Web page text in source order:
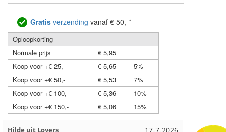
Gratis verzending vanaf € 50,-*
Oploopkorting
Normale prijs
€ 5,95
Koop voor +€ 25,-
€ 5,65
5%
Koop voor +€ 50,-
€ 5,53
7%
Koop voor +€ 100,-
€ 5,36
10%
Koop voor +€ 150,-
€ 5,06 15%
12-7-2026
Loes uit EMMELOORD Nell uit